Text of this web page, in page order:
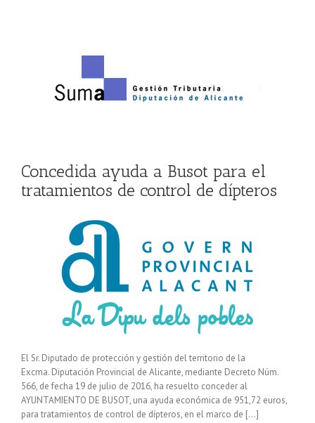
Concedida ayuda a Busot para el
tratamientos de control de dípteros
El Sr. Diputado de protección y gestión del territorio de la
Excma. Diputación Provincial de Alicante, mediante Decreto Núm.
566, de fecha 19 de julio de 2016, ha resuelto conceder al
AYUNTAMIENTO DE BUSOT, una ayuda económica de 951,72 euros,
para tratamientos de control de dípteros, en el marco de […]